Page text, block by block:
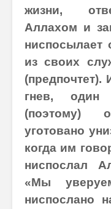
жизни,
Аллахом и
ниспосылает
из своих
(предпочтет).
гнев, один
(поэтому)
уготовано
когда им
ниспослал
«Мы
ниспослано